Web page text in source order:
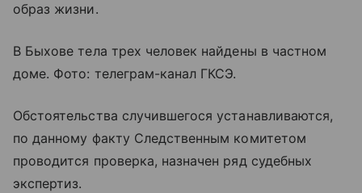
образ жизни.
В Быхове тела трех человек найдены в частном
доме. Фото: телеграм-канал ГКСЭ.
Обстоятельства случившегося устанавливаются,
по данному факту Следственным комитетом
проводится проверка, назначен ряд судебных
экспертиз.